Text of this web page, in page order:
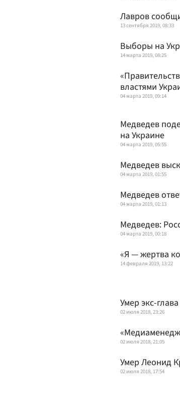
Лавров
13 сентября 2019, 08:33
Выборы на
14 марта 2019, 08:25
властями
04 марта 2019, 09:14
Медведев
на Украине
04 марта 2019, 05:55
Медведев
04 марта 2019, 01:55
Медведев
04 марта 2019, 01:13
Медведев:
04 марта 2019, 00:18
«Я — жертва
14 февраля 2019, 13:22
Умер экс-
02 июля 2018, 23:26
02 июля 2018, 21:05
Умер Леонид
02 июля 2018, 17:54